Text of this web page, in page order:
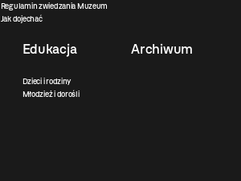
Regulamin zwiedzania Muzeum
Jak dojechać
Edukacja
Dzieci i rodziny
Młodzież i dorośli
Archiwum